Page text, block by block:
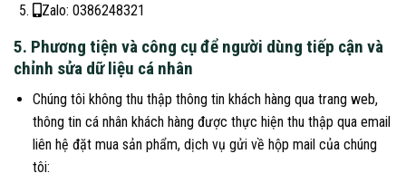
Zalo: 0386248321
5. Phương tiện và công cụ để người dùng tiếp cận và
chỉnh sửa dữ liệu cá nhân
Chúng tôi không thu thập thông tin khách hàng qua trang web,
thông tin cá nhân khách hàng được thực hiện thu thập qua email
liên hệ đặt mua sản phẩm, dịch vụ gửi về hộp mail của chúng
tôi: